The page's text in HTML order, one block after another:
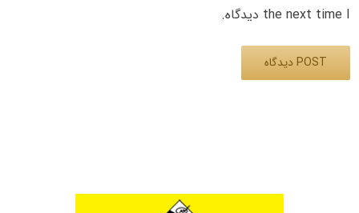
the next time I دیدگاه.